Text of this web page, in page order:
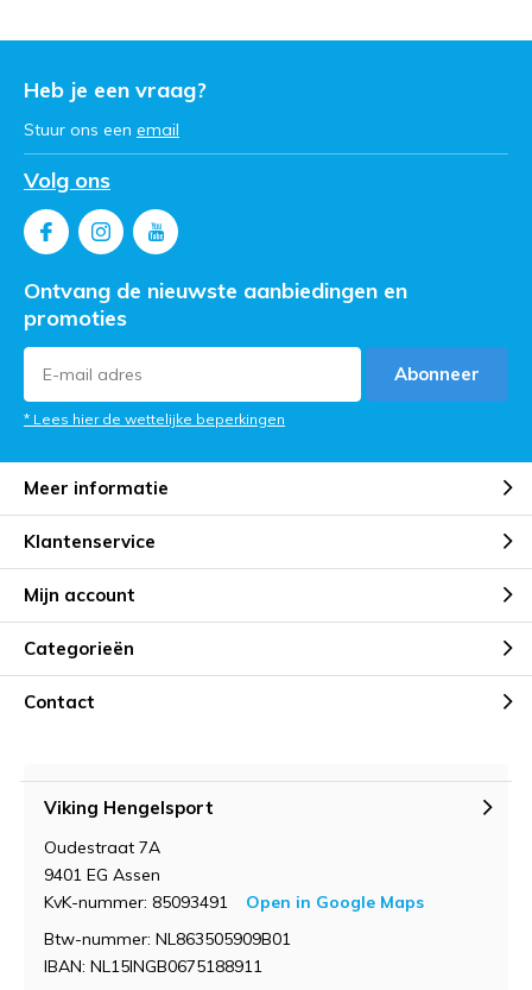
Heb je een vraag?
Stuur ons een email
Volg ons
Ontvang de nieuwste aanbiedingen en
promoties
Abonneer
* Lees hier de wettelijke beperkingen
Meer informatie
Klantenservice
Mijn account
Categorieën
Contact
Viking Hengelsport
Oudestraat 7A
9401 EG Assen
KvK-nummer: 85093491
Open in Google Maps
Btw-nummer: NL863505909B01
IBAN: NL15INGB0675188911